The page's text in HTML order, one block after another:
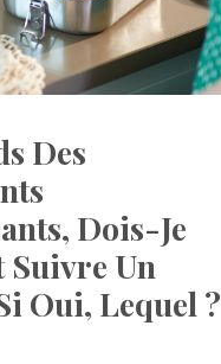
Des
Dois-Je
Suivre Un
Oui, Lequel ?